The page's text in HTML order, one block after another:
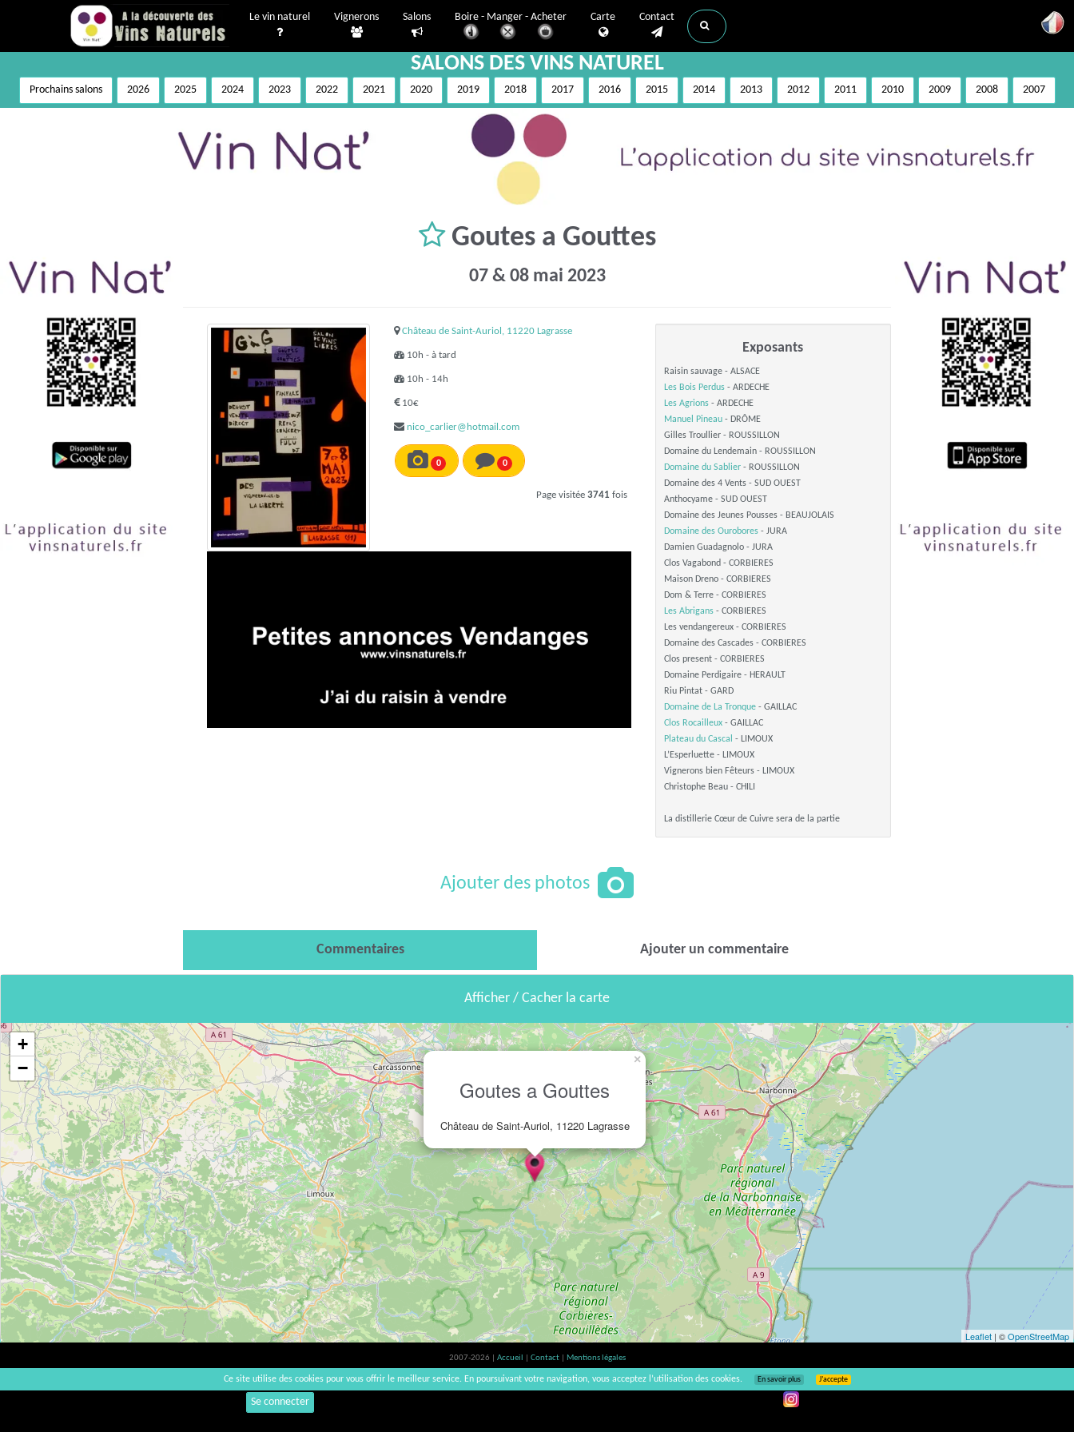
Le vin naturel Vignerons Salons Boire - Manger - Acheter Carte Contact
SALONS DES VINS NATUREL
Prochains salons 2026 2025 2024 2023 2022 2021 2020 2019 2018 2017 2016 2015 2014 2013 2012 2011 2010 2009 2008 2007
Goutes a Gouttes
07 & 08 mai 2023
Château de Saint-Auriol, 11220 Lagrasse
10h - à tard
10h - 14h
10€
nico_carlier@hotmail.com
0 0
Page visitée 3741 fois
Exposants
Raisin sauvage - ALSACE
Les Bois Perdus- ARDECHE
Les Agrions- ARDECHE
Manuel Pineau- DRÔME
Gilles Troullier - ROUSSILLON
Domaine du Lendemain - ROUSSILLON
Domaine du Sablier- ROUSSILLON
Domaine des 4 Vents - SUD OUEST
Anthocyame - SUD OUEST
Domaine des Jeunes Pousses - BEAUJOLAIS
Domaine des Ourobores- JURA
Damien Guadagnolo - JURA
Clos Vagabond - CORBIERES
Maison Dreno - CORBIERES
Dom & Terre - CORBIERES
Les Abrigans- CORBIERES
Les vendangereux - CORBIERES
Domaine des Cascades - CORBIERES
Clos present - CORBIERES
Domaine Perdigaire - HERAULT
Riu Pintat - GARD
Domaine de La Tronque- GAILLAC
Clos Rocailleux- GAILLAC
Plateau du Cascal - LIMOUX
L’Esperluette - LIMOUX
Vignerons bien Fêteurs - LIMOUX
Christophe Beau - CHILI
La distillerie Cœur de Cuivre sera de la partie
Ajouter des photos
Commentaires Ajouter un commentaire
Afficher / Cacher la carte
Goutes a Gouttes
Château de Saint-Auriol, 11220 Lagrasse
×
+
−
Leaflet | ©OpenStreetMap
2007-2026 | Accueil Contact
Mentions légales
L'abus d'alcool est dangereux pour la santé, à consommer avec modération. | vinsnaturels | v3.12
Se connecter
Ce site utilise des cookies pour vous offrir le meilleur service. En poursuivant votre navigation, vous acceptez l’utilisation des cookies. En savoir plus J’accepte